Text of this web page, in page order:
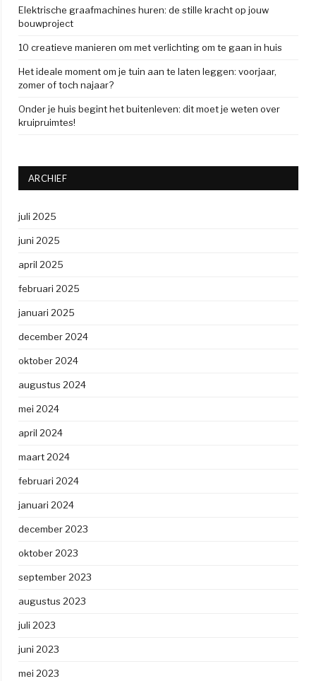
Elektrische graafmachines huren: de stille kracht op jouw
bouwproject
10 creatieve manieren om met verlichting om te gaan in huis
Het ideale moment om je tuin aan te laten leggen: voorjaar,
zomer of toch najaar?
Onder je huis begint het buitenleven: dit moet je weten over
kruipruimtes!
ARCHIEF
juli 2025
juni 2025
april 2025
februari 2025
januari 2025
december 2024
oktober 2024
augustus 2024
mei 2024
april 2024
maart 2024
februari 2024
januari 2024
december 2023
oktober 2023
september 2023
augustus 2023
juli 2023
juni 2023
mei 2023